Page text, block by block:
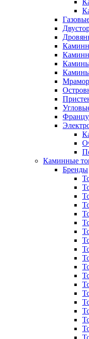
Камины
Каминные
Бренды